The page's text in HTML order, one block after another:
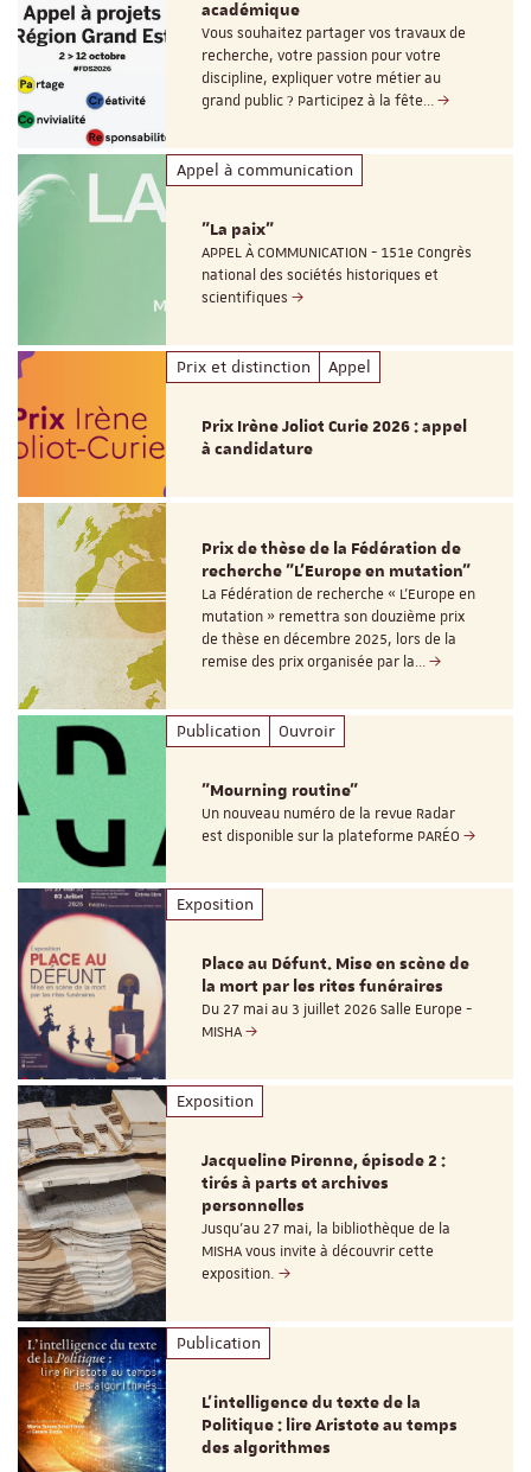
académique
Vous souhaitez partager vos travaux de
recherche, votre passion pour votre
discipline, expliquer votre métier au
grand public ? Participez à la fête…
Appel à communication
"La paix"
APPEL À COMMUNICATION - 151e Congrès
national des sociétés historiques et
scientifiques
Prix et distinction Appel
Prix Irène Joliot Curie 2026 : appel
à candidature
Prix de thèse de la Fédération de
recherche "L’Europe en mutation"
La Fédération de recherche « L’Europe en
mutation » remettra son douzième prix
de thèse en décembre 2025, lors de la
remise des prix organisée par la…
Publication Ouvroir
"Mourning routine"
Un nouveau numéro de la revue Radar
est disponible sur la plateforme PARÉO
Exposition
Place au Défunt. Mise en scène de
la mort par les rites funéraires
Du 27 mai au 3 juillet 2026 Salle Europe -
MISHA
Exposition
Jacqueline Pirenne, épisode 2 :
tirés à parts et archives
personnelles
Jusqu’au 27 mai, la bibliothèque de la
MISHA vous invite à découvrir cette
exposition.
Publication
L’intelligence du texte de la
Politique : lire Aristote au temps
des algorithmes